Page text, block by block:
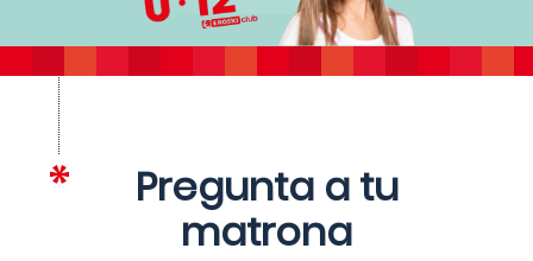
Pregunta a tu
matrona